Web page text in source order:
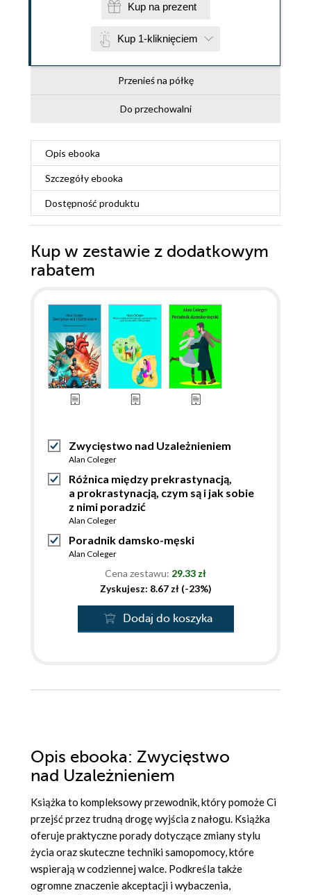
Kup na prezent
Kup 1-kliknięciem
Przenieś na półkę
Do przechowalni
Opis ebooka
Szczegółyebooka
Dostępność produktu
Kup w zestawie z dodatkowym
rabatem
Zwycięstwo nad Uzależnieniem
Alan Coleger
Różnica między prekrastynacją,
a prokrastynacją, czym są i jak sobie
z nimi poradzić
Alan Coleger
Poradnik damsko-męski
Alan Coleger
Cena zestawu: 29.33 zł
Zyskujesz: 8.67 zł (-23%)
Dodaj do koszyka
Opis ebooka: Zwycięstwo
nad Uzależnieniem
Książka to kompleksowy przewodnik, który pomoże Ci
przejść przez trudną drogę wyjścia z nałogu. Książka
oferuje praktyczne porady dotyczące zmiany stylu
życia oraz skuteczne techniki samopomocy, które
wspierają w codziennej walce. Podkreśla także
ogromne znaczenie akceptacji i wybaczenia,